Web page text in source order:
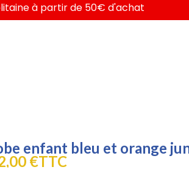
à partir de 50€ d'achat
enfant bleu et orange
€TTC